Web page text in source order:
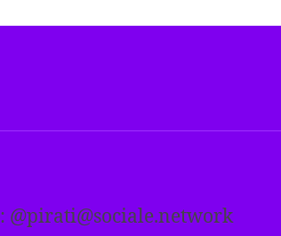
: @pirati@sociale.network